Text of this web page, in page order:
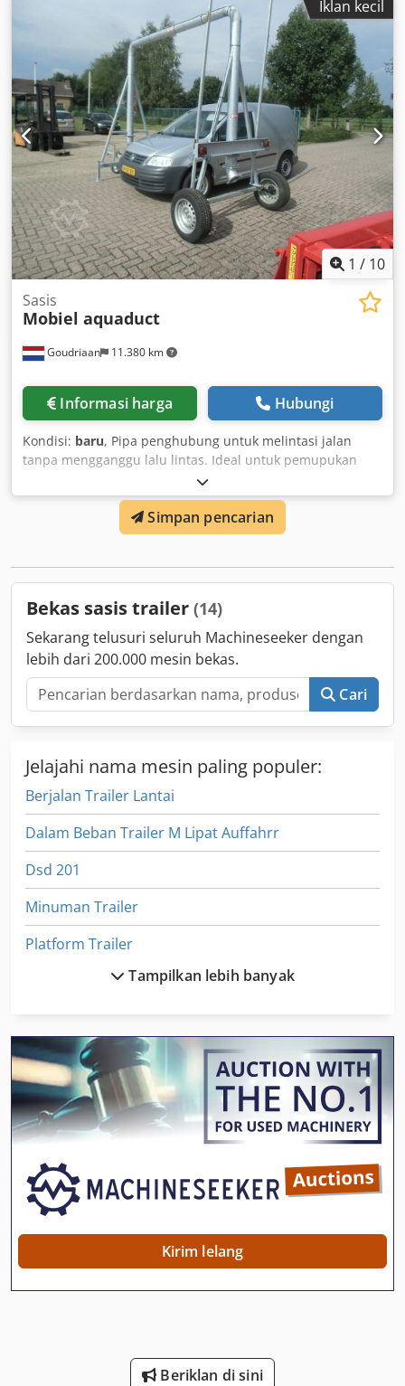
Iklan kecil
1 / 10
Goudriaan 11.380 km
Sasis
Mobiel aquaduct
Informasi harga Hubungi
Kondisi: baru, Pipa penghubung untuk melintasi jalan
tanpa mengganggu lalu lintas. Ideal untuk pemupukan
dengan selang seret atau transportasi air dan lumpur.
Kondisi: Baru Dodpfx Amsykcd Sorokr
Simpan pencarian
Bekas sasis trailer (14)
Sekarang telusuri seluruh Machineseeker dengan
lebih dari 200.000 mesin bekas.
Cari
Jelajahi nama mesin paling populer:
Berjalan Trailer Lantai
Dalam Beban Trailer M Lipat Auffahrr
Dsd 201
Minuman Trailer
Platform Trailer
Silo Trailer
Sisi Channel
Sisi Loader
Sistem Transportasi
Steve Trailer
Stp 3
Tampilkan lebih banyak
Kirim lelang
Beriklan di sini